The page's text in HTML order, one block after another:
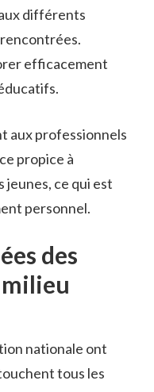
différents
efficacement
aux professionnels
propice à
jeunes, ce qui est
personnel.
des
milieu
nationale ont
tous les